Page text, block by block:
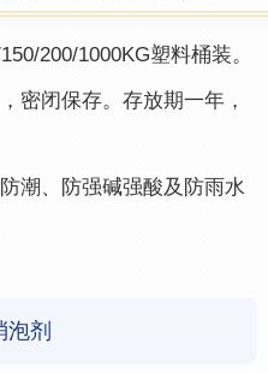
200/1000KG塑料桶装。
密闭保存。存放期一年，
潮、防强碱强酸及防雨水
泡剂